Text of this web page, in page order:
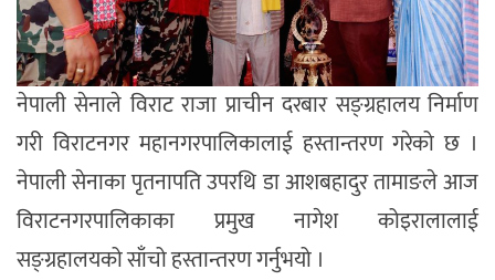
नेपाली सेनाले विराट राजा प्राचीन दरबार सङ्ग्रहालय निर्माण
गरी विराटनगर महानगरपालिकालाई हस्तान्तरण गरेको छ ।
नेपाली सेनाका पृतनापति उपरथि डा आशबहादुर तामाङले आज
विराटनगरपालिकाका प्रमुख नागेश कोइरालालाई
सङ्ग्रहालयको साँचो हस्तान्तरण गर्नुभयो ।